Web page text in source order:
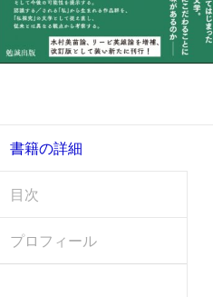
書籍の詳細
目次
プロフィール